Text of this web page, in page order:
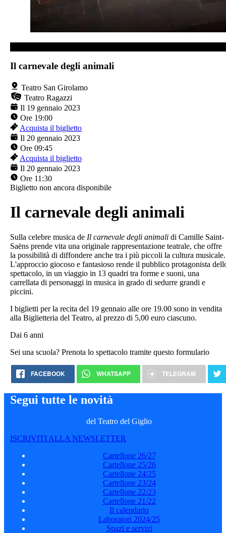
Il carnevale degli animali
Teatro San Girolamo
Teatro Ragazzi
Il 19 gennaio 2023
Ore 19:00
Acquista il biglietto
Il 20 gennaio 2023
Ore 09:45
Acquista il biglietto
Il 20 gennaio 2023
Ore 11:30
Biglietto non ancora disponibile
Il carnevale degli animali
Sulla celebre musica de Il carnevale degli animali di Camille Saint-
Saëns prende vita una originale rappresentazione teatrale, che offre
la possibilità di diffondere anche tra i più piccoli la cultura musicale.
L'approccio giocoso e fantasioso rende il pubblico protagonista
spettacolo, in un viaggio in 13 quadri tra forme e suoni, una
carrellata di personaggi in musica in grado di sedurre grandi e
piccini.
I biglietti per la recita del 19 gennaio alle ore 19.00 sono in vendita
alla Biglietteria del Teatro, al prezzo di 5,00 euro ciascuno.
Dai 6 anni
Sei una scuola? Prenota lo spettacolo tramite questo formulario
FACEBOOK WHATSAPP TELEGRAM
Segui tutte le novità
del Teatro del Giglio
ISCRIVITI ALLA NEWSLETTER
Cartellone 26/27
Cartellone 25/26
Cartellone 24/25
Cartellone 23/24
Cartellone 22/23
Cartellone 21/22
Il calendario
Laboratori 2024/25
Spazi e servizi